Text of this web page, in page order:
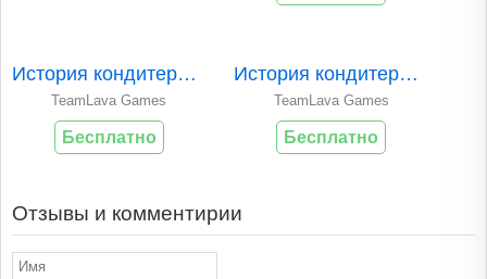
История кондитерск..
TeamLava Games
Бесплатно
История кондитерск..
TeamLava Games
Бесплатно
Отзывы и комментирии